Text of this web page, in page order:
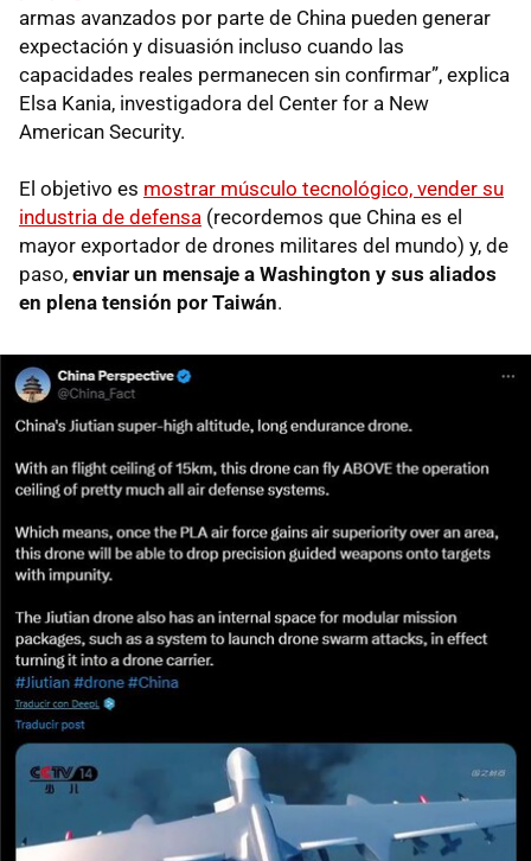
armas avanzados por parte de China pueden generar
expectación y disuasión incluso cuando las
capacidades reales permanecen sin confirmar”, explica
Elsa Kania, investigadora del Center for a New
American Security.
El objetivo es mostrar músculo tecnológico, vender su
industria de defensa (recordemos que China es el
mayor exportador de drones militares del mundo) y, de
paso, enviar un mensaje a Washington y sus aliados
en plena tensión por Taiwán.